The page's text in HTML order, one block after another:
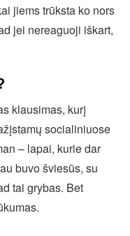
jiems trūksta ko nors
jei nereaguoji iškart,
klausimas, kurį
socialiniuose
– lapai, kurie dar
buvo šviesūs, su
tai grybas. Bet